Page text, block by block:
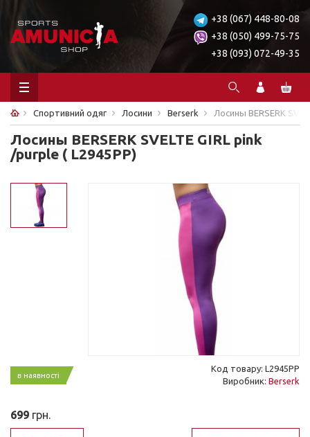
+38 (067) 448-80-08
+38 (050) 499-75-75
+38 (093) 072-49-35
Спортивний одяг Лосини Berserk Лосины BERSERK
Лосины BERSERK SVELTE GIRL pink
/purple ( L2945PP)
в наявності
Код товару: L2945PP
Виробник: Berserk
699 грн.